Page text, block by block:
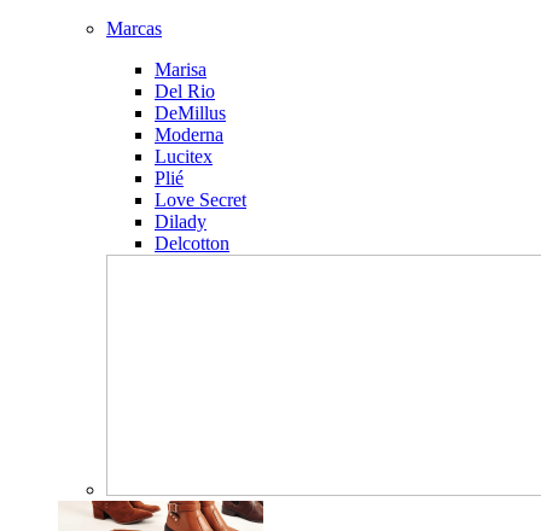
Marcas
Marisa
Del Rio
DeMillus
Moderna
Lucitex
Plié
Love Secret
Dilady
Delcotton